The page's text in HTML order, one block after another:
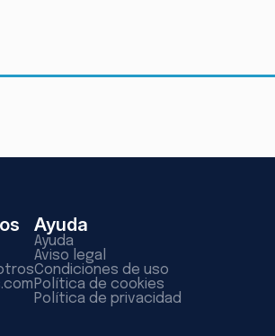
Ayuda
Ayuda
Aviso legal
Condiciones de uso
Política de cookies
Política de privacidad